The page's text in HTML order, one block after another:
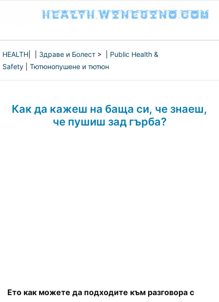
HEALTH Здраве и Болест > | Public Health &
Safety
Тютюнопушене и тютюн
Как да кажеш на баща си, че знаеш,
че пушиш зад гърба?
Ето как можете да подходите към разговора с